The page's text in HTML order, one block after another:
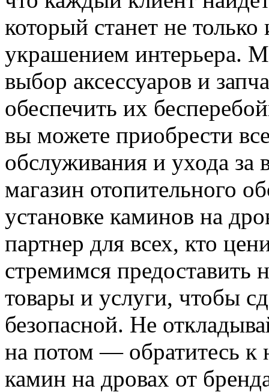
который станет не
украшением интерьера.
выбор аксессуаров и
обеспечить их
вы можете приобрести
обслуживания и ухода
магазин отопительного
установке каминов на
партнер для всех, кто
стремимся
товары и услуги, чтобы
безопасной. Не
на потом — обратитесь к
камин на дровах от